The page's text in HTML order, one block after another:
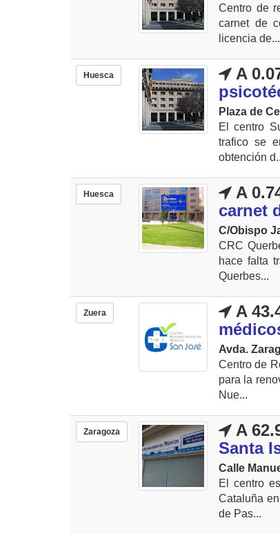
Centro de
carnet de
licencia de...
Huesca A
Plaza de
El centro
trafico se
obtención
Huesca A
carnet
C/Obispo
CRC
hace falta
Querbes...
Zuera A
Avda.
Centro de
para la
Nue...
Zaragoza A
Santa
Calle
El centro
Cataluña
de Pas...